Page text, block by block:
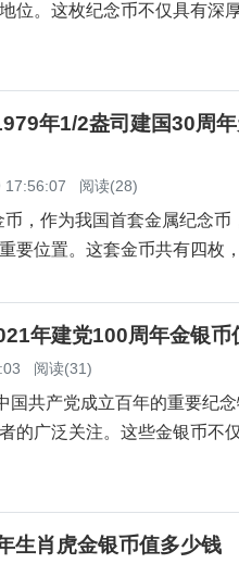
位。这枚纪念币不仅具有深
年1/2盎司建国30周
17:56:07 阅读(28)
，作为我国首套金属纪念币
要位置。这套金币共有四枚
年建党100周年金银币
阅读(31)
国共产党成立百年的重要纪
的广泛关注。这些金银币不
生肖虎金银币值多少钱